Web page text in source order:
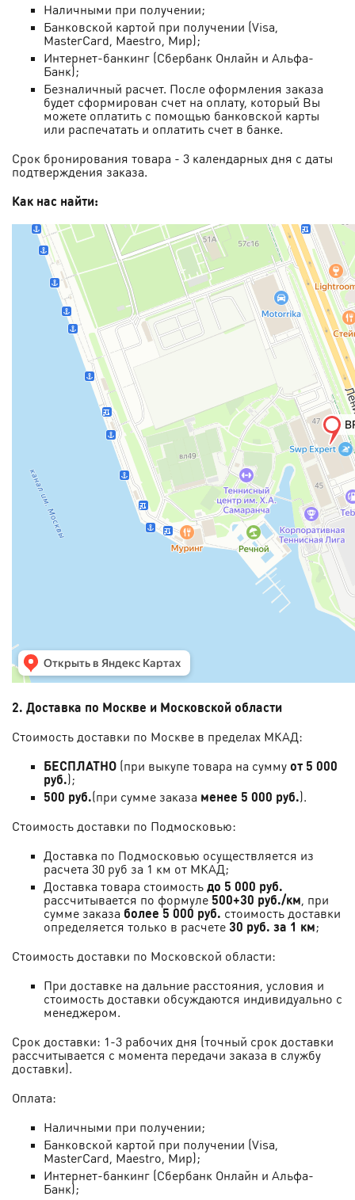
Наличными при получении;
Банковской картой при получении (Visa,
MastеrCard, Maestro, Мир);
Интернет-банкинг (Сбербанк Онлайн и Альфа-
Банк);
Безналичный расчет. После оформления заказа
будет сформирован счет на оплату, который Вы
можете оплатить с помощью банковской карты
или распечатать и оплатить счет в банке.
Срок бронирования товара - 3 календарных дня с даты
подтверждения заказа.
Как нас найти:
2. Доставка по Москве и Московской области
Стоимость доставки по Москве в пределах МКАД:
БЕСПЛАТНО (при выкупе товара на суммуот 5 000
руб.);
500 руб.(при сумме заказа менее 5 000 руб.).
Стоимость доставки по Подмосковью:
Доставка по Подмосковью осуществляется из
расчета 30 руб за 1 км от МКАД;
Доставка товара стоимостьдо 5 000 руб.
рассчитывается по формуле 500+30 руб./км, при
сумме заказа более 5 000 руб. стоимость доставки
определяется только в расчете30 руб. за 1 км;
Стоимость доставки по Московской области:
При доставке на дальние расстояния, условия и
стоимость доставки обсуждаются индивидуально с
менеджером.
Срок доставки: 1-3 рабочих дня (точный срок доставки
рассчитывается с момента передачи заказа в службу
доставки).
Оплата:
Наличными при получении;
Банковской картой при получении (Visa,
MastеrCard, Maestro, Мир);
Интернет-банкинг (Сбербанк Онлайн и Альфа-
Банк);